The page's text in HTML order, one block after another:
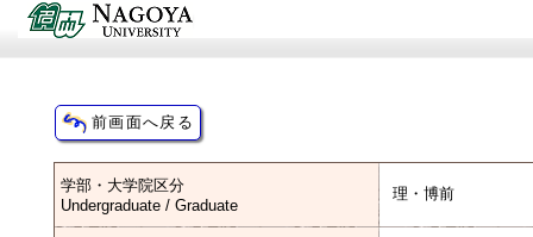
学部・大学院区分
Undergraduate / Graduate
理・博前